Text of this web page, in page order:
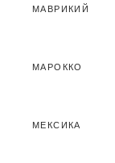
МАВРИКИЙ
МАРОККО
МЕКСИКА